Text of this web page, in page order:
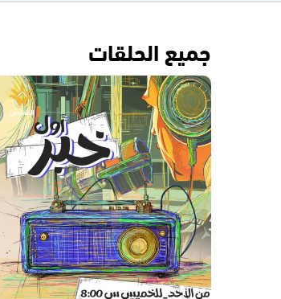
جميع الحلقات